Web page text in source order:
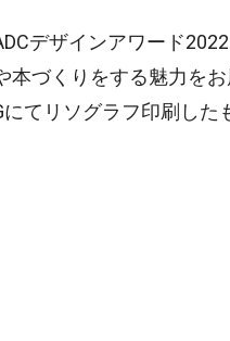
デザインアワード
本づくりをする魅力を
にてリソグラフ印刷した